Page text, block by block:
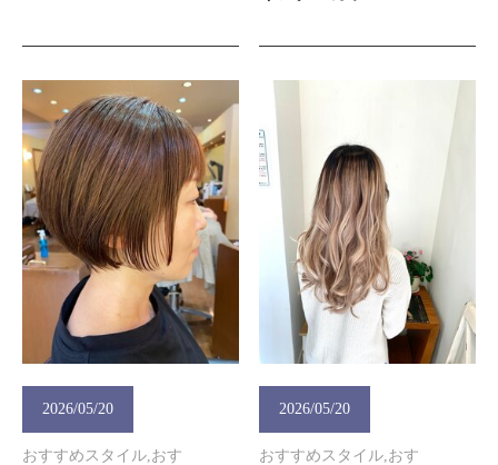
2026/05/20
おすすめスタイル,おす
2026/05/20
おすすめスタイル,おす